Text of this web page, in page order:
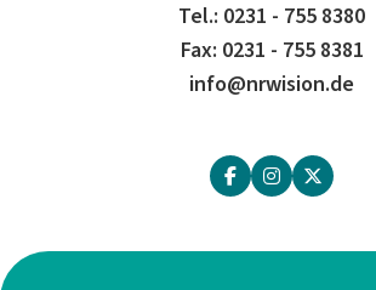
Tel.: 0231 - 755 8380
Fax: 0231 - 755 8381
info@nrwision.de